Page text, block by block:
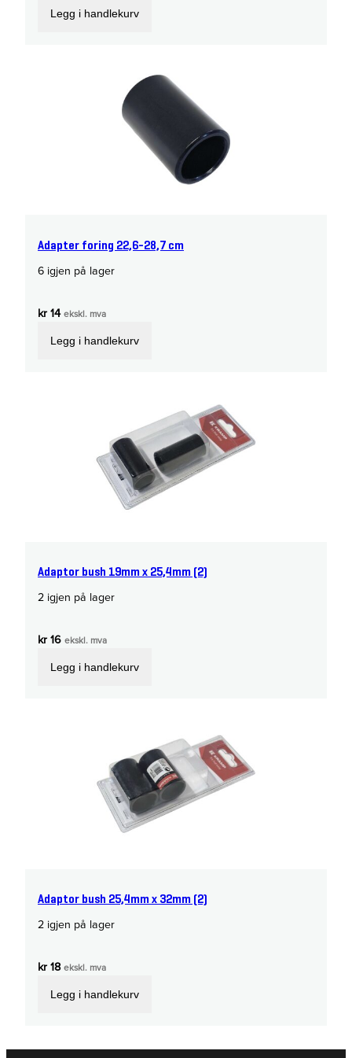
Legg i handlekurv
Adapter foring 22,6-28,7 cm
6 igjen på lager
kr14 ekskl. mva
Legg i handlekurv
Adaptor bush 19mm x 25,4mm (2)
2 igjen på lager
kr16 ekskl. mva
Legg i handlekurv
Adaptor bush 25,4mm x 32mm (2)
2 igjen på lager
kr18 ekskl. mva
Legg i handlekurv